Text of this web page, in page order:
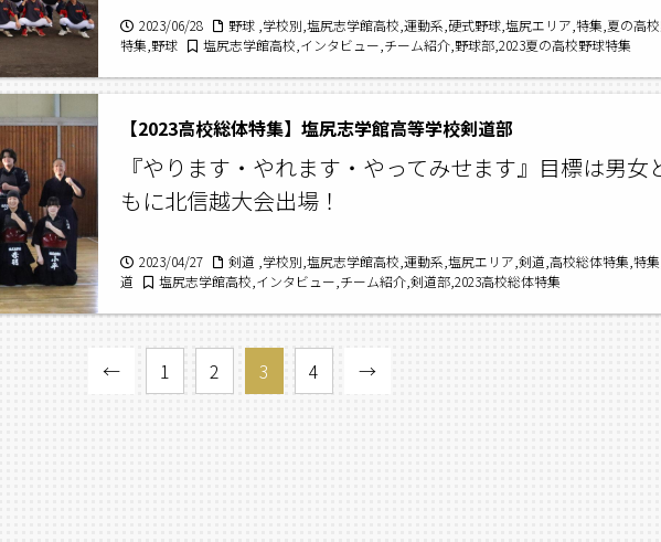
2023/06/28
野球 ,学校別,塩尻志学館高校,運動系,硬式野球,塩尻エリア,特集,夏の高
特集,野球
塩尻志学館高校,インタビュー,チーム紹介,野球部,2023夏の高校野球特集
【2023高校総体特集】塩尻志学館高等学校剣道部
『やります・やれます・やってみせます』目標は男女
もに北信越大会出場！
2023/04/27
剣道 ,学校別,塩尻志学館高校,運動系,塩尻エリア,剣道,高校総体特集,特
道
塩尻志学館高校,インタビュー,チーム紹介,剣道部,2023高校総体特集
← 1 2 3 4 →